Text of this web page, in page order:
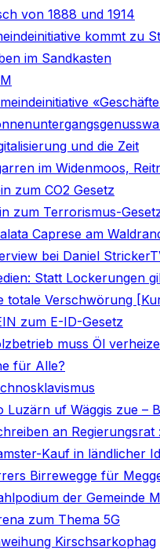
von 1888 und 1914
kommt zu
im Sandkasten
und die Zeit
im Widenmoos,
zum CO2 Gesetz
zum Terrorismus-
Caprese am
bei Daniel
Statt Lockerungen
totale Verschwörung
zum E-ID-Gesetz
muss Öl
für Alle?
Luzärn uf Wäggis zue
an Regierungsrat
Kauf in ländlicher
Birrewegge für
der Gemeinde
zum Thema 5G
Kirschsarkophag